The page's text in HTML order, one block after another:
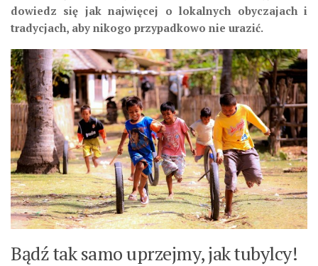
dowiedz się jak najwięcej o lokalnych obyczajach i
tradycjach, aby nikogo przypadkowo nie urazić.
Bądź tak samo uprzejmy, jak tubylcy!